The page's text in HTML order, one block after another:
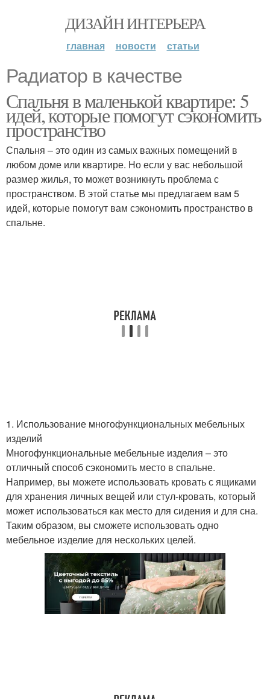
ДИЗАЙН ИНТЕРЬЕРА
главная новости статьи
Радиатор в качестве
Спальня в маленькой квартире: 5
идей, которые помогут сэкономить
пространство
Спальня – это один из самых важных помещений в
любом доме или квартире. Но если у вас небольшой
размер жилья, то может возникнуть проблема с
пространством. В этой статье мы предлагаем вам 5
идей, которые помогут вам сэкономить пространство в
спальне.
1. Использование многофункциональных мебельных
изделий
Многофункциональные мебельные изделия – это
отличный способ сэкономить место в спальне.
Например, вы можете использовать кровать с ящиками
для хранения личных вещей или стул-кровать, который
может использоваться как место для сидения и для сна.
Таким образом, вы сможете использовать одно
мебельное изделие для нескольких целей.